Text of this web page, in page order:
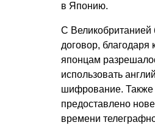
в Японию.
С Великобританией
договор, благодаря
японцам
использовать
шифрование.
предоставлено
времени